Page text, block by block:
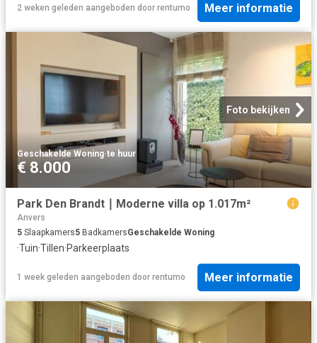
2 weken geleden aangeboden door rentumo Meer informatie
Foto bekijken
Geschakelde Woning·te huur
€ 8.000
Park Den Brandt ∣ Moderne villa op 1.017m²
Anvers
5 Slaapkamers5 BadkamersGeschakelde Woning
·Tuin·Tillen·Parkeerplaats
1 week geleden aangeboden door rentumo Meer informatie